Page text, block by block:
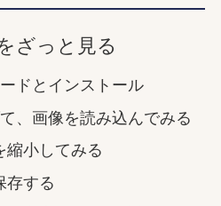
ざっと見る
ドとインストール
、画像を読み込んでみる
縮小してみる
存する